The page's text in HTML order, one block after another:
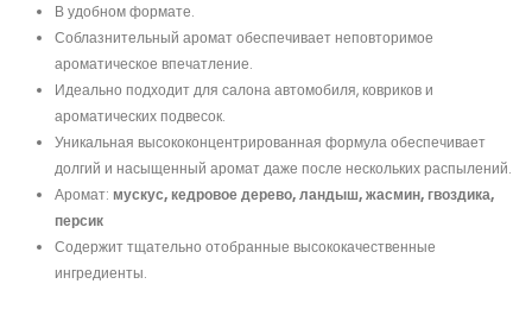
В удобном формате.
Соблазнительный аромат обеспечивает неповторимое
ароматическое впечатление.
Идеально подходит для салона автомобиля, ковриков и
ароматических подвесок.
Уникальная высококонцентрированная формула обеспечивает
долгий и насыщенный аромат даже после нескольких распылений.
Аромат: мускус, кедровое дерево, ландыш, жасмин, гвоздика,
персик
Содержит тщательно отобранные высококачественные
ингредиенты.